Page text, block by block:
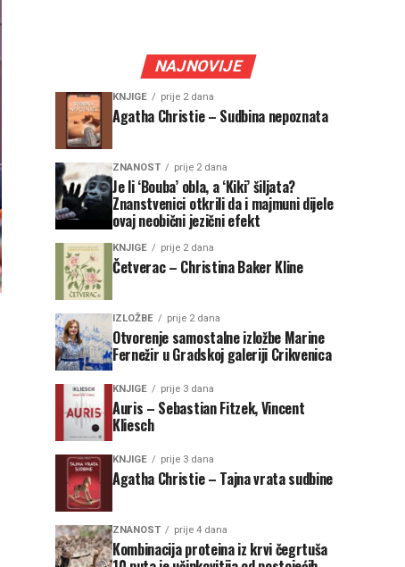
NAJNOVIJE
KNJIGE prije 2 dana
Agatha Christie – Sudbina nepoznata
ZNANOST prije 2 dana
Je li ‘Bouba’ obla, a ‘Kiki’ šiljata?
Znanstvenici otkrili da i majmuni dijele
ovaj neobični jezični efekt
KNJIGE prije 2 dana
Četverac – Christina Baker Kline
IZLOŽBE prije 2 dana
Otvorenje samostalne izložbe Marine
Fernežir u Gradskoj galeriji Crikvenica
KNJIGE prije 3 dana
Auris – Sebastian Fitzek, Vincent
Kliesch
KNJIGE prije 3 dana
Agatha Christie – Tajna vrata sudbine
ZNANOST prije 4 dana
Kombinacija proteina iz krvi čegrtuša